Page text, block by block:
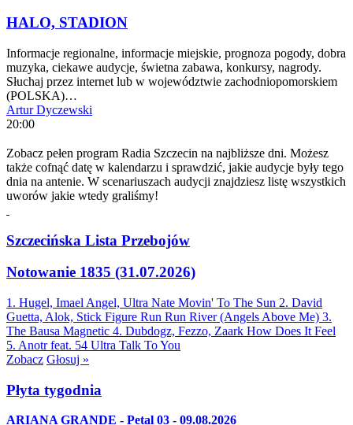
HALO, STADION
Informacje regionalne, informacje miejskie, prognoza pogody, dobra
muzyka, ciekawe audycje, świetna zabawa, konkursy, nagrody.
Słuchaj przez internet lub w województwie zachodniopomorskiem
(POLSKA)…
Artur Dyczewski
20:00
Zobacz pełen program Radia Szczecin na najbliższe dni. Możesz
także cofnąć datę w kalendarzu i sprawdzić, jakie audycje były tego
dnia na antenie. W scenariuszach audycji znajdziesz listę wszystkich
uworów jakie wtedy graliśmy!
Szczecińska Lista Przebojów
Notowanie 1835 (31.07.2026)
1. Hugel, Imael Angel, Ultra Nate Movin' To The Sun 2. David
Guetta, Alok, Stick Figure Run Run River (Angels Above Me) 3.
The Bausa Magnetic 4. Dubdogz, Fezzo, Zaark How Does It Feel
5. Anotr feat. 54 Ultra Talk To You
Zobacz Głosuj »
Płyta tygodnia
ARIANA GRANDE - Petal 03 - 09.08.2026